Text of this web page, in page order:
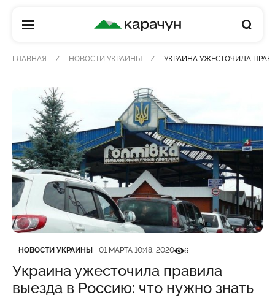
КАРАЧУН
ГЛАВНАЯ НОВОСТИ УКРАИНЫ УКРАИНА УЖЕСТОЧИЛА
Категория
НОВОСТИ УКРАИНЫ
Дата публикации 01 МАРТА 10:48, 2020Кількість переглядів
6
Украина ужесточила правила
выезда в Россию: что нужно знать